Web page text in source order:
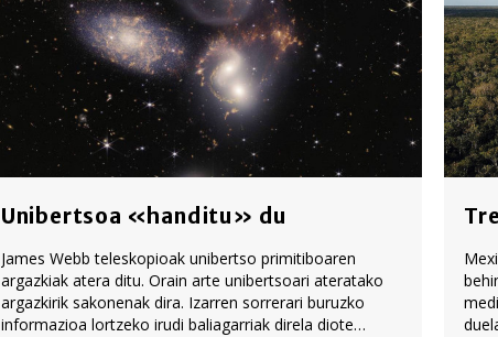
Unibertsoa «handitu» du
James Webb teleskopioak unibertso primitiboaren
argazkiak atera ditu. Orain arte unibertsoari ateratako
argazkirik sakonenak dira. Izarren sorrerari buruzko
informazioa lortzeko irudi baliagarriak direla diote